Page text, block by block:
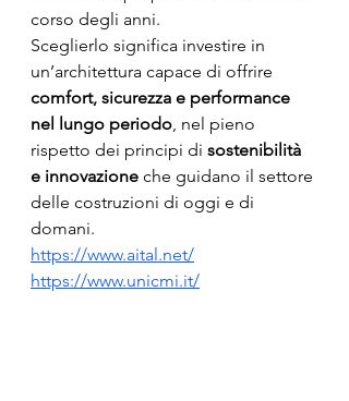
corso degli anni.
Sceglierlo significa investire in
un’architettura capace di offrire
comfort, sicurezza e performance
nel lungo periodo, nel pieno
rispetto dei principi di sostenibilità
e innovazione che guidano il settore
delle costruzioni di oggi e di
domani.
https://www.aital.net/
https://www.unicmi.it/